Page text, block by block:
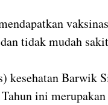
tidak mudah
kesehatan Barwik
ini